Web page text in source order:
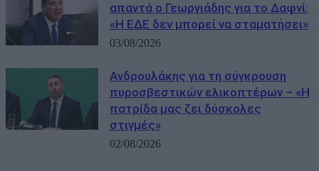
απαντά ο Γεωργιάδης για το Δαφνί:
«Η ΕΔΕ δεν μπορεί να σταματήσει»
03/08/2026
Ανδρουλάκης για τη σύγκρουση
πυροσβεστικών ελικοπτέρων – «Η
πατρίδα μας ζει δύσκολες
στιγμές»
02/08/2026